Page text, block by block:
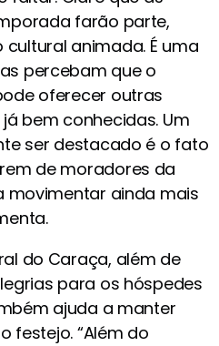
farão parte,
animada. É uma
percebam que o
oferecer outras
bem conhecidas. Um
ser destacado é o fato
de moradores da
movimentar ainda mais
do Caraça, além de
para os hóspedes
ajuda a manter
festejo. “Além do